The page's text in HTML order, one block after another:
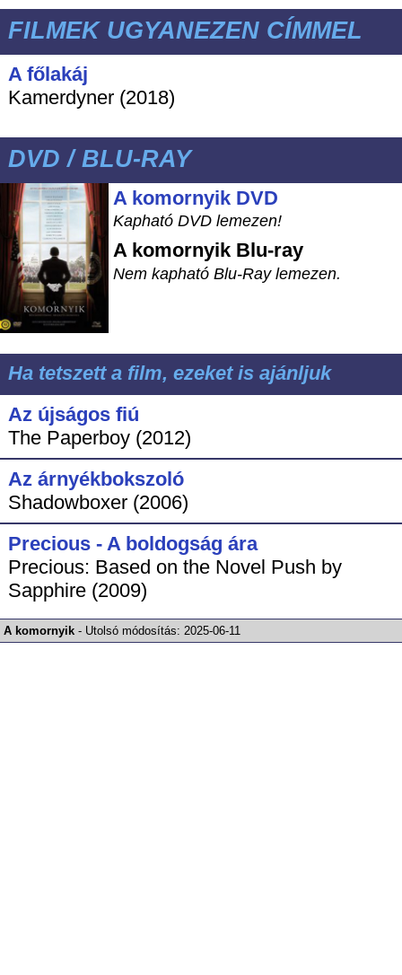
FILMEK UGYANEZEN CÍMMEL
A főlakáj
Kamerdyner (2018)
DVD / BLU-RAY
A komornyik DVD
Kapható DVD lemezen!
A komornyik Blu-ray
Nem kapható Blu-Ray lemezen.
Ha tetszett a film, ezeket is ajánljuk
Az újságos fiú
The Paperboy (2012)
Az árnyékbokszoló
Shadowboxer (2006)
Precious - A boldogság ára
Precious: Based on the Novel Push by
Sapphire (2009)
A komornyik - Utolsó módosítás: 2025-06-11